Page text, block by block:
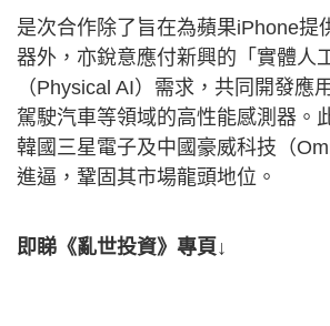
是次合作除了旨在為蘋果iPhone提
器外，亦銳意應付新興的「實體人
（Physical AI）需求，共同開發應
駕駛汽車等領域的高性能感測器。
韓國三星電子及中國豪威科技（
進逼，鞏固其市場龍頭地位。
即睇《亂世投資》專頁↓